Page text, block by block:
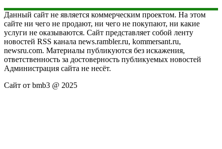
Данный сайт не является коммерческим проектом. На этом
сайте ни чего не продают, ни чего не покупают, ни какие
услуги не оказываются. Сайт представляет собой ленту
новостей RSS канала news.rambler.ru, kommersant.ru,
newsru.com. Материалы публикуются без искажения,
ответственность за достоверность публикуемых новостей
Администрация сайта не несёт.
Сайт от bmb3 @ 2025